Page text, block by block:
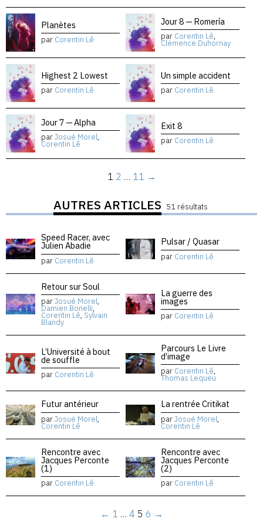
Planètes
par Corentin Lê
Jour 8 — Romería
par Corentin Lê,
Clémence Duhornay
Highest 2 Lowest
par Corentin Lê
Un simple accident
par Corentin Lê
Jour 7 — Alpha
parJosué Morel,
Corentin Lê
Exit 8
par Corentin Lê
1 2 … 11 →
AUTRES ARTICLES 51 résultats
Speed Racer, avec
Julien Abadie
par Corentin Lê
Pulsar / Quasar
par Corentin Lê
Retour sur Soul
parJosué Morel,
Damien Bonelli,
Corentin Lê, Sylvain
Blandy
La guerre des
images
par Corentin Lê
L’Université à bout
de souffle
par Corentin Lê
Parcours Le Livre
d’image
par Corentin Lê,
Thomas Lequeu
Futur antérieur
parJosué Morel,
Corentin Lê
La rentrée Critikat
parJosué Morel,
Corentin Lê
Rencontre avec
Jacques Perconte
(1)
par Corentin Lê
Rencontre avec
Jacques Perconte
(2)
par Corentin Lê
← 1 … 4 5 6 →